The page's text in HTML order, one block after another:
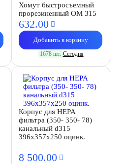
Хомут быстросъемный
прорезиненный OM 315
632.00
Добавить в корзину
1678 шт. Сегодня
Корпус для HEPA
фильтра (350- 350- 78)
канальный d315
396х357х250 оцинк.
8 500.00